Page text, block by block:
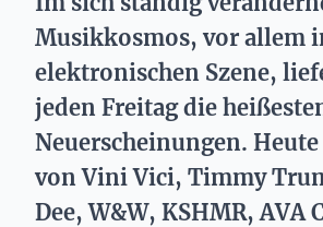
Musikkosmos, vor allem
elektronischen Szene,
jeden Freitag die
Neuerscheinungen.
von Vini Vici, Timmy
Dee, W&W, KSHMR, AVA